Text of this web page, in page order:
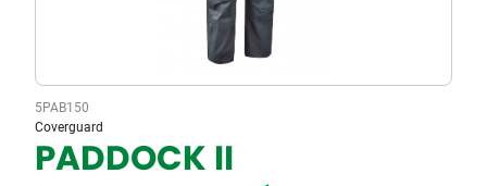
5PAB150
Coverguard
PADDOCK II